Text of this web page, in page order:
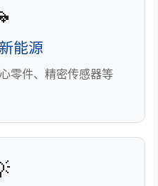
能源
零件、精密传感器等